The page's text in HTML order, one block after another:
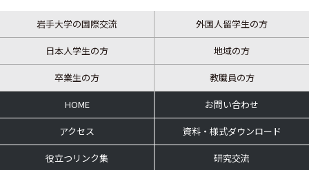
岩手大学の国際交流 外国人留学生の方
日本人学生の方 地域の方
卒業生の方 教職員の方
HOME お問い合わせ
アクセス 資料・様式ダウンロード
役立つリンク集 研究交流